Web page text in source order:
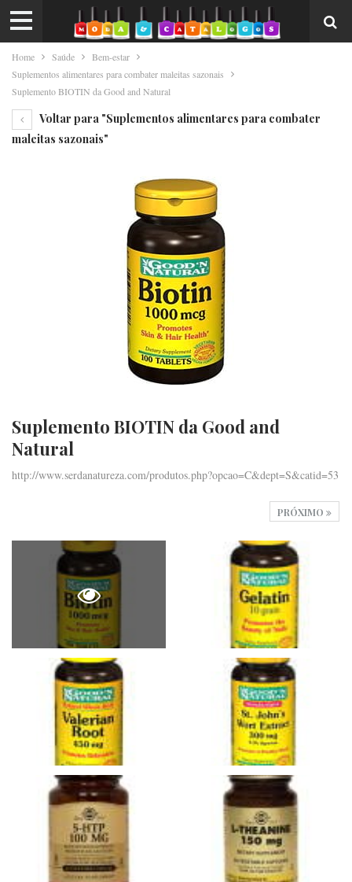
Home Saúde
Bem-estar
Suplementos alimentares para combater maleitas sazonais
Suplemento BIOTIN da Good and Natural
Voltar para "Suplementos alimentares para combater
maleitas sazonais"
Suplemento BIOTIN da Good and
Natural
http://www.serdanatureza.com/produtos.php?opcao=C&dept=S&catid=53
PRÓXIMO